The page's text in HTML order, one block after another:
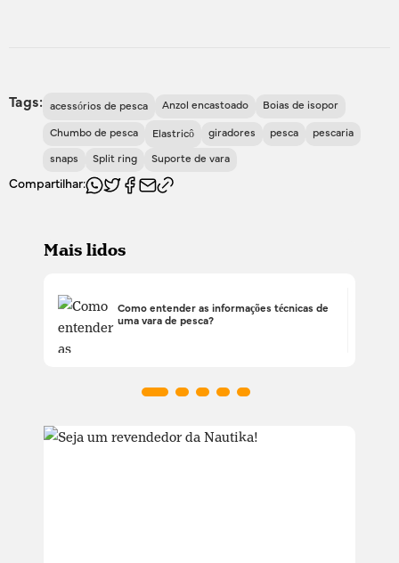
Tags: acessórios de pesca Anzol encastoado Boias de isopor
Chumbo de pesca Elastricô giradores pesca pescaria
snaps Split ring Suporte de vara
Compartilhar:
Mais lidos
Como entender as informações técnicas de
uma vara de pesca?